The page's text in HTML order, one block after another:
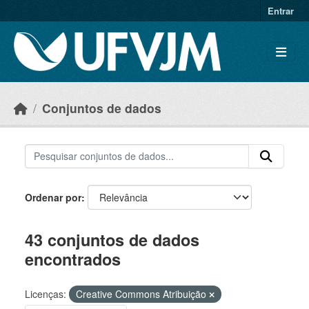
Entrar
Conjuntos de dados
Ordenar por
43 conjuntos de dados
encontrados
Licenças:
Creative Commons Atribuição